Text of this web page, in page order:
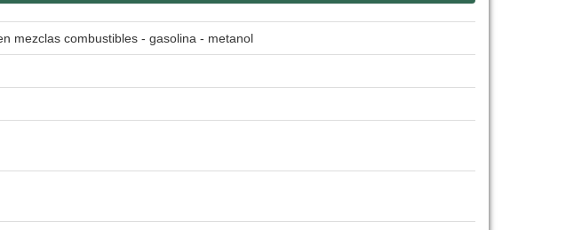
mezclas combustibles - gasolina - metanol